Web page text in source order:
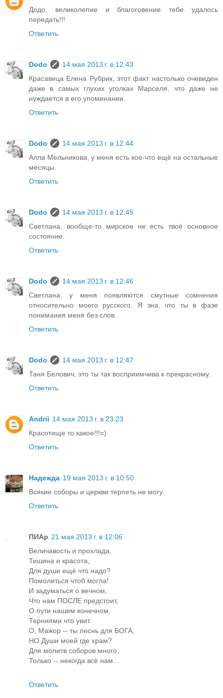
Додо, великолепие и благоговение тебе удалось
передать!!!
Ответить
Dodo
14 мая 2013 г. в 12:43
Красавица Елена Рубрик, этот факт настолько очевиден
даже в самых глухих уголках Марселя, что даже не
нуждается в его упоминании.
Ответить
Dodo
14 мая 2013 г. в 12:44
Алла Мельникова, у меня есть кое-что ещё на остальные
месяцы.
Ответить
Dodo
14 мая 2013 г. в 12:45
Светлана, вообще-то мирское не есть твоё основное
состояние.
Ответить
Dodo
14 мая 2013 г. в 12:46
Светлана, у меня появляются смутные сомнения
относительно моего русского. Я зна, что ты в фазе
понимания меня без слов.
Ответить
Dodo
14 мая 2013 г. в 12:47
Таня Белович, это ты так восприимчива к прекрасному.
Ответить
Andrii 14 мая 2013 г. в 23:23
Красотище то какое!!!=)
Ответить
Надежда 19 мая 2013 г. в 10:50
Всякие соборы и церкви терпеть не могу.
Ответить
ПИАр 21 мая 2013 г. в 12:06
Величавость и прохлада,
Тишина и красота,
Для души ещё что надо?
Помолиться чтоб могла!
И задуматься о вечном,
Что нам ПОСЛЕ предстоит,
О пути нашем конечном,
Терниями что увит.
О, Мажор -- ты песнь для БОГА,
НО Души моей где храм?
Для молитв соборов много,
Только -- некогда всё нам...
Ответить